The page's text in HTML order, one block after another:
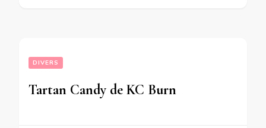
DIVERS
Tartan Candy de KC Burn